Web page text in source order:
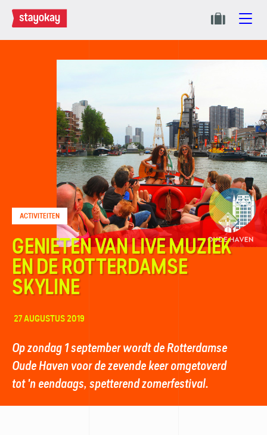
ACTIVITEITEN
GENIETEN VAN LIVE MUZIEK
EN DE ROTTERDAMSE
SKYLINE
27 AUGUSTUS 2019
Op zondag 1 september wordt de Rotterdamse
Oude Haven voor de zevende keer omgetoverd
tot 'n eendaags, spetterend zomerfestival.